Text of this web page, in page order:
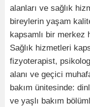
alanları ve sağlık
bireylerin yaşam
kapsamlı bir merkez
Sağlık hizmetleri
fizyoterapist,
alanı ve geçici
bakım ünitesinde:
ve yaşlı bakım